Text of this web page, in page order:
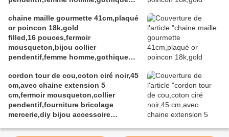
victorien,kawa
chaine maille gourmette 41cm,plaqué
or poincon 18k,gold
filled,16 pouces,fermoir
mousqueton,bijou collier
pendentif,femme homme,gothique
victorien,kawaii,cadeau fete
ceremonie,anniversaire retraite
noel,st valentin mariage,amour amitié
cordon tour de cou,coton ciré noir,45
cm,avec chaine extension 5
cm,fermoir mousqueton,collier
pendentif,fourniture bricolage
mercerie,diy bijou accessoire